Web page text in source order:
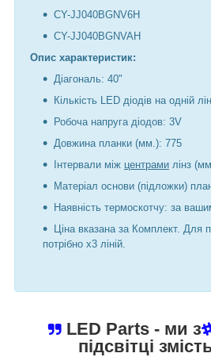
CY-JJ040BGNV6H
CY-JJ040BGNVAH
Опис характеристик:
Діагональ: 40"
Кількість LED діодів на одній
Робоча напруга діодов: 3V
Довжина планки (мм.): 775
Інтервали між центрами лінз
Матеріал основи (підложки)
Наявність термоскотчу: за
Ціна вказана за Комплект. Для
потрібно х3 ліній.
LED Parts - ми з
підсвітці